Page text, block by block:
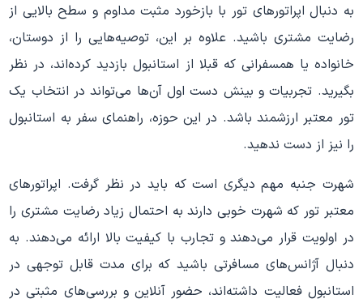
به دنبال اپراتورهای تور با بازخورد مثبت مداوم و سطح بالایی از
رضایت مشتری باشید. علاوه بر این، توصیه‌هایی را از دوستان،
خانواده یا همسفرانی که قبلا از استانبول بازدید کرده‌اند، در نظر
بگیرید. تجربیات و بینش دست اول آن‌ها می‌تواند در انتخاب یک
تور معتبر ارزشمند باشد. در این حوزه، راهنمای سفر به استانبول
را نیز از دست ندهید.
شهرت جنبه مهم دیگری است که باید در نظر گرفت. اپراتورهای
معتبر تور که شهرت خوبی دارند به احتمال زیاد رضایت مشتری را
در اولویت قرار می‌دهند و تجارب با کیفیت بالا ارائه می‌دهند. به
دنبال آژانس‌های مسافرتی باشید که برای مدت قابل توجهی در
استانبول فعالیت داشته‌اند، حضور آنلاین و بررسی‌های مثبتی در